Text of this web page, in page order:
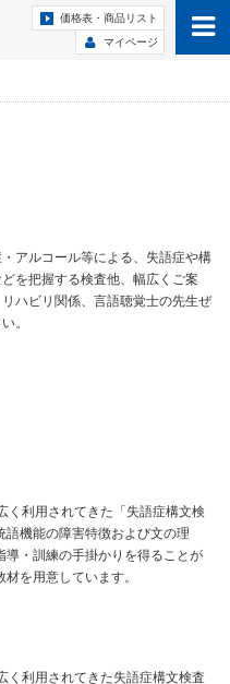
価格表・商品リスト
マイページ
アルコール等による、失語症や構
を把握する検査他、幅広くご案
ハビリ関係、言語聴覚士の先生ぜ
。
く利用されてきた「失語症構文検
機能の障害特徴および文の理
・訓練の手掛かりを得ることが
を用意しています。
く利用されてきた失語症構文検査